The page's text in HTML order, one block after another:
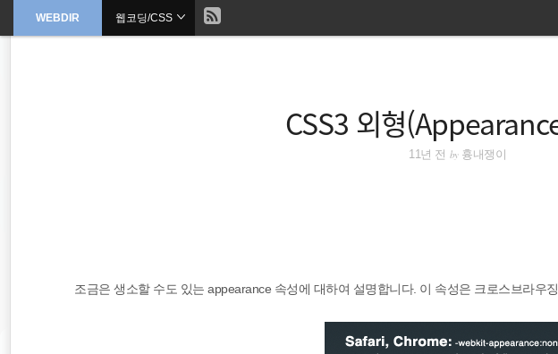
문
WEBDIR 현
웹코딩/CSS
CSS3 외형
11년 전 by흉내쟁이
조금은 생소할 수도 있는 appearance 속성에 대하여 설명합니다. 이 속성은 크로스브라우
jQuery